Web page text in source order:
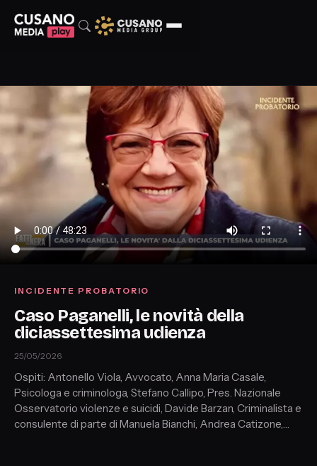
INCIDENTE PROBATORIO
Caso Paganelli, le novità della
diciassettesima udienza
25/05/2026
Ospiti: Antonello Viola, Avvocato, Anna Maria Casale,
Psicologa e criminologa, Stefano Callipo, Pres. Nazionale
Osservatorio violenze e suicidi, Davide Barzan, Criminalista e
consulente di parte di Manuela Bianchi, Andrea Catizone,